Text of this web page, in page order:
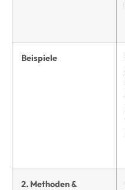
Beispiele
2. Methoden &